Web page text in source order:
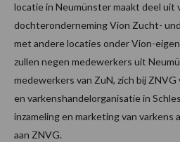
locatie in Neumünster maakt deel uit
dochteronderneming Vion Zucht-
met andere locaties onder Vion-
zullen negen medewerkers uit
medewerkers van ZuN, zich bij
en varkenshandelorganisatie in
inzameling en marketing van varkens
aan ZNVG.